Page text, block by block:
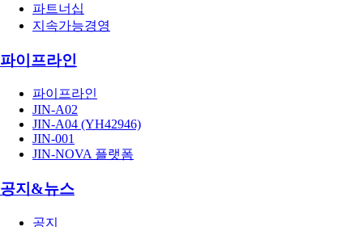
파트너십
지속가능경영
파이프라인
파이프라인
JIN-A02
JIN-A04 (YH42946)
JIN-001
JIN-NOVA 플랫폼
공지&뉴스
공지